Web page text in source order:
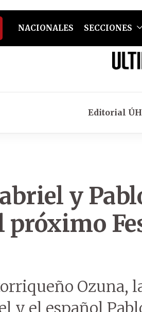
NACIONALES SECCIONES
Editorial ÚH
y
próximo
Ozuna,
y el español